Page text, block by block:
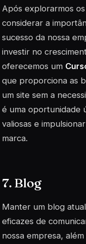
Após explorarmos
considerar a
sucesso da nossa
investir no
oferecemos um
que proporciona as
um site sem a
é uma oportunidade
valiosas e
marca.
7. Blog
Manter um blog
eficazes de
nossa empresa,